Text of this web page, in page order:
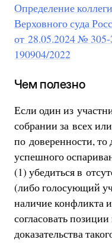
Определение
Верховного суда
от 28.05.2024 №
190904/2022
Чем полезно
Если один из
собрании за всех
по доверенности,
успешного
(1) убедиться в
(либо голосующий
наличие конфликта
согласовать
доказательства